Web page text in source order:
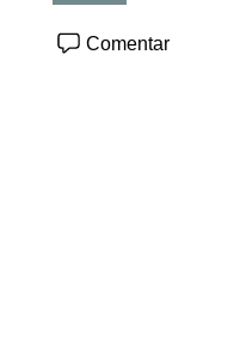
Comentar